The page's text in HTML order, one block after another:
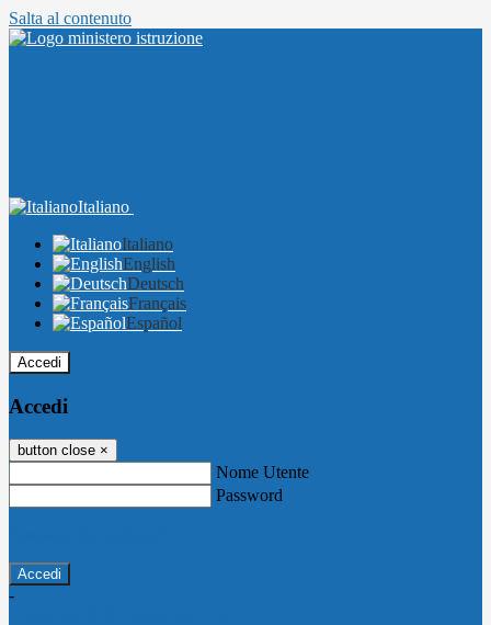
Salta al contenuto
Italiano
Italiano
English
Deutsch
Français
Español
Accedi
Accedi
button close ×
Nome Utente
Password
-